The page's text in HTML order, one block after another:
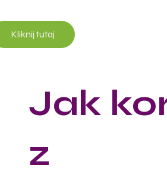
Kliknij tutaj
Jak
z